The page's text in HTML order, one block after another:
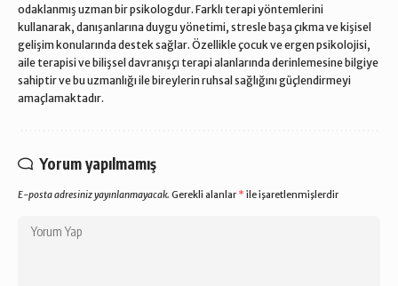
odaklanmış uzman bir psikologdur. Farklı terapi yöntemlerini
kullanarak, danışanlarına duygu yönetimi, stresle başa çıkma ve kişisel
gelişim konularında destek sağlar. Özellikle çocuk ve ergen psikolojisi,
aile terapisi ve bilişsel davranışçı terapi alanlarında derinlemesine bilgiye
sahiptir ve bu uzmanlığı ile bireylerin ruhsal sağlığını güçlendirmeyi
amaçlamaktadır.
Yorum yapılmamış
E-posta adresiniz yayınlanmayacak. Gerekli alanlar * ile işaretlenmişlerdir